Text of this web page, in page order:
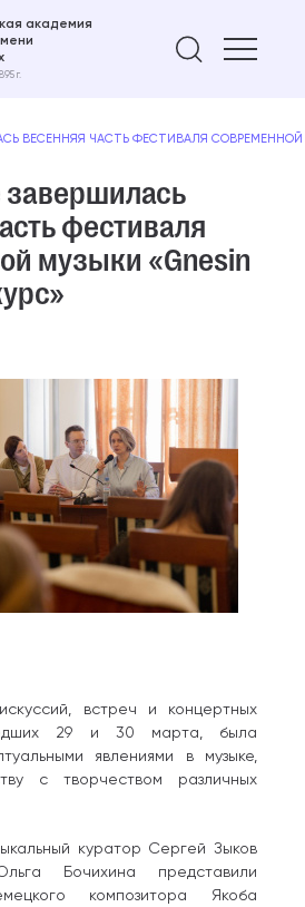
академия
г.
Найти
ВЕСЕННЯЯ ЧАСТЬ ФЕСТИВАЛЯ СОВРЕМЕННОЙ
завершилась
фестиваля
музыки «Gnesin
встреч и концертных
29 и 30 марта, была
явлениями в музыке,
с творчеством различных
куратор Сергей Зыков
Бочихина представили
композитора Якоба